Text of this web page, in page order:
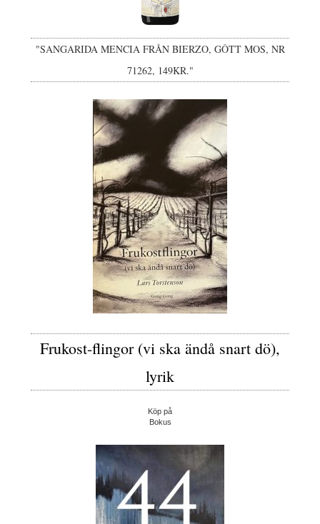
"SANGARIDA MENCIA FRÅN BIERZO, GÔTT MOS, NR
71262, 149KR."
Frukost-flingor (vi ska ändå snart dö),
lyrik
Köp på
Bokus